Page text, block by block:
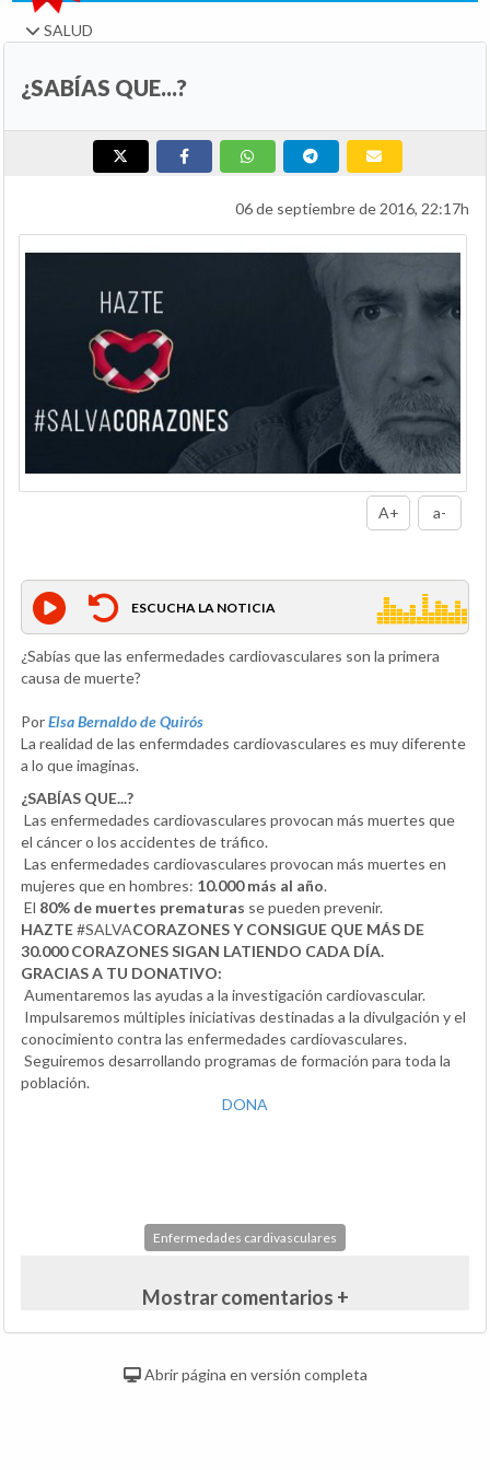
SALUD
¿SABÍAS QUE...?
06 de septiembre de 2016, 22:17h
A+ a-
ESCUCHA LA NOTICIA
¿Sabías que las enfermedades cardiovasculares son la primera
causa de muerte?
PorElsa Bernaldo de Quirós
La realidad de las enfermdades cardiovasculares es muy diferente
a lo que imaginas.
¿SABÍAS QUE...?
Las enfermedades cardiovasculares provocan más muertes que
el cáncer o los accidentes de tráfico.
Las enfermedades cardiovasculares provocan más muertes en
mujeres que en hombres: 10.000 más al año.
El 80% de muertes prematuras se pueden prevenir.
HAZTE#SALVACORAZONES Y CONSIGUE QUE MÁS DE
30.000 CORAZONES SIGAN LATIENDO CADA DÍA.
GRACIAS A TU DONATIVO:
Aumentaremos las ayudas a la investigación cardiovascular.
Impulsaremos múltiples iniciativas destinadas a la divulgación y el
conocimiento contra las enfermedades cardiovasculares.
Seguiremos desarrollando programas de formación para toda la
población.
DONA
Enfermedades cardivasculares
Mostrar comentarios +
Abrir página en versión completa